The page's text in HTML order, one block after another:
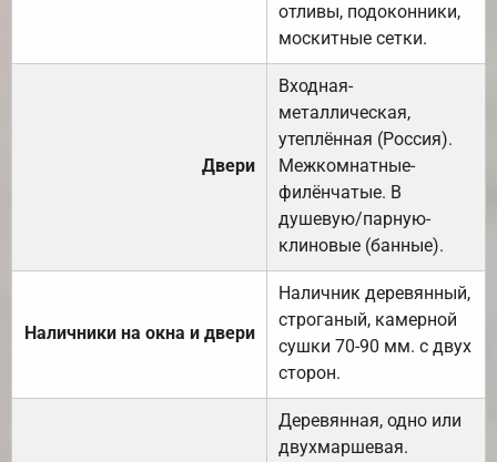
отливы, подоконники,
москитные сетки.
Двери
Входная-
металлическая,
утеплённая (Россия).
Межкомнатные-
филёнчатые. В
душевую/парную-
клиновые (банные).
Наличники на окна и двери
Наличник деревянный,
строганый, камерной
сушки 70-90 мм. с двух
сторон.
Деревянная, одно или
двухмаршевая.